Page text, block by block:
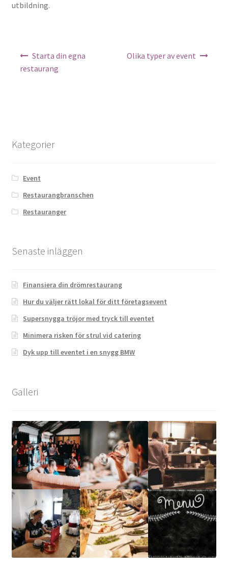
utbildning.
Starta din egna
restaurang
Olika typer av event
Kategorier
Event
Restaurangbranschen
Restauranger
Senaste inläggen
Finansiera din drömrestaurang
Hur du väljer rätt lokal för ditt företagsevent
Supersnygga tröjor med tryck till eventet
Minimera risken för strul vid catering
Dyk upp till eventet i en snygg BMW
Galleri